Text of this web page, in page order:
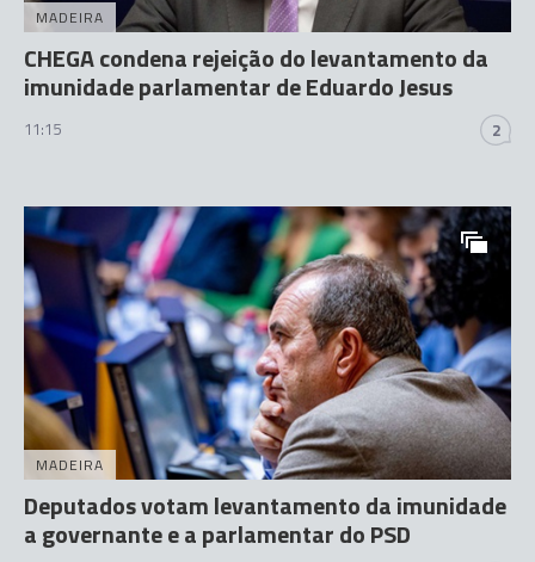
MADEIRA
CHEGA condena rejeição do levantamento da
imunidade parlamentar de Eduardo Jesus
11:15 2
MADEIRA
Deputados votam levantamento da imunidade
a governante e a parlamentar do PSD